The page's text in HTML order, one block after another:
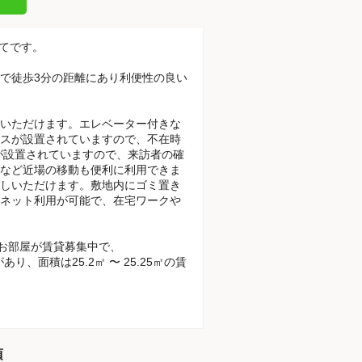
です。
徒歩3分の距離にあり利便性の良い
ただけます。エレベーター付きな
が設置されていますので、不在時
置されていますので、来訪者の確
ど近場の移動も便利に利用できま
いただけます。敷地内にゴミ置き
ット利用が可能で、在宅ワークや
屋が賃貸募集中で、
り、面積は25.2㎡ 〜 25.25㎡の賃